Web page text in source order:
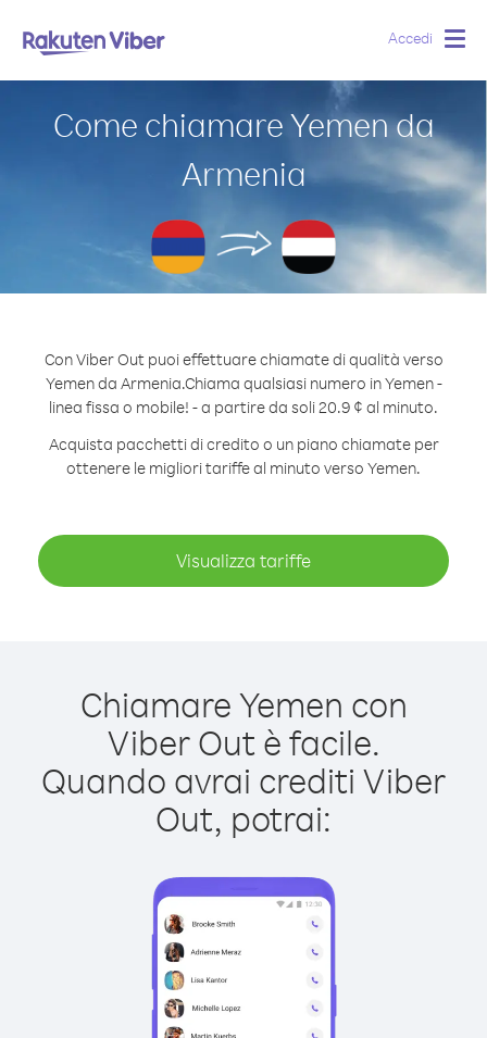
Accedi
Come chiamare Yemen da
Armenia
Con Viber Out puoi effettuare chiamate di qualità verso
Yemen da Armenia.Chiama qualsiasi numero in Yemen -
linea fissa o mobile! - a partire da soli 20.9 ¢ al minuto.
Acquista pacchetti di credito o un piano chiamate per
ottenere le migliori tariffe al minuto verso Yemen.
Visualizza tariffe
Chiamare Yemen con
Viber Out è facile.
Quando avrai crediti Viber
Out, potrai: